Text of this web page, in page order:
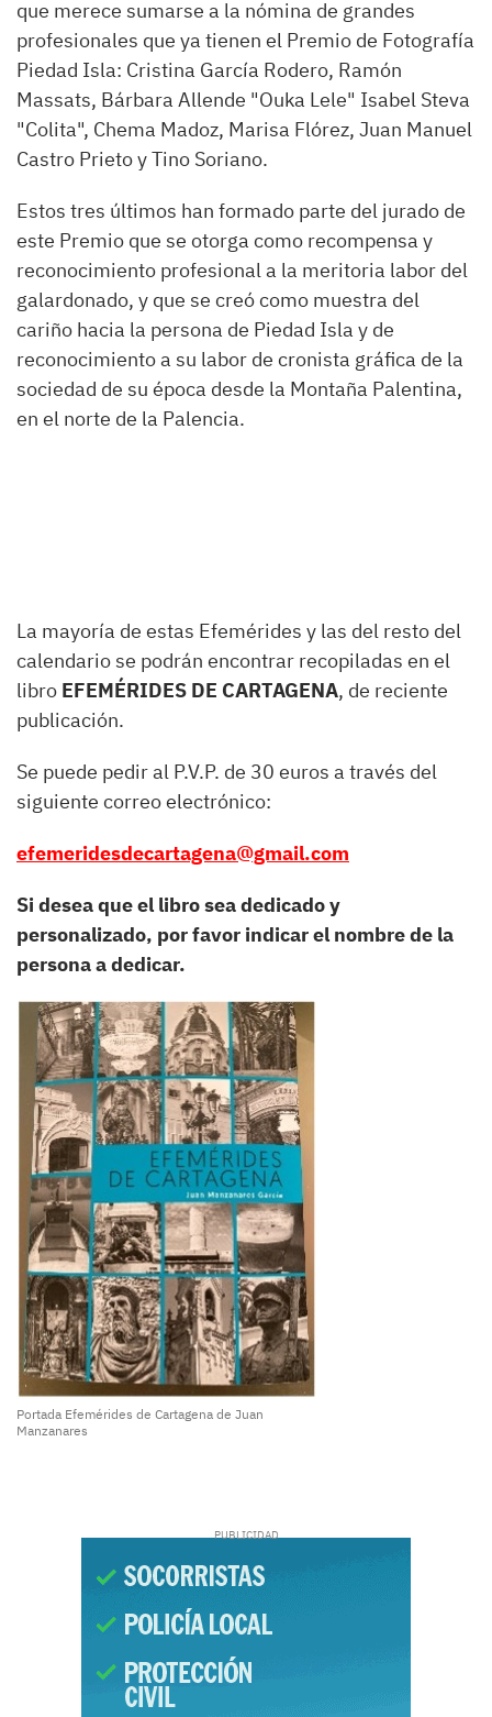
que merece sumarse a la nómina de grandes
profesionales que ya tienen el Premio de Fotografía
Piedad Isla: Cristina García Rodero, Ramón
Massats, Bárbara Allende "Ouka Lele" Isabel Steva
"Colita", Chema Madoz, Marisa Flórez, Juan Manuel
Castro Prieto y Tino Soriano.
Estos tres últimos han formado parte del jurado de
este Premio que se otorga como recompensa y
reconocimiento profesional a la meritoria labor del
galardonado, y que se creó como muestra del
cariño hacia la persona de Piedad Isla y de
reconocimiento a su labor de cronista gráfica de la
sociedad de su época desde la Montaña Palentina,
en el norte de la Palencia.
La mayoría de estas Efemérides y las del resto del
calendario se podrán encontrar recopiladas en el
libro EFEMÉRIDES DE CARTAGENA, de reciente
publicación.
Se puede pedir al P.V.P. de 30 euros a través del
siguiente correo electrónico:
efemeridesdecartagena@gmail.com
Si desea que el libro sea dedicado y
personalizado, por favor indicar el nombre de la
persona a dedicar.
Portada Efemérides de Cartagena de Juan
Manzanares